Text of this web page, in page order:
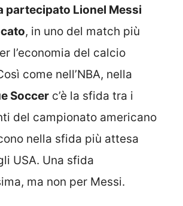
partecipato Lionel Messi
, in uno del match più
l’economia del calcio
come nell’NBA, nella
Soccer c’è la sfida tra i
del campionato americano
nella sfida più attesa
USA. Una sfida
ma non per Messi.